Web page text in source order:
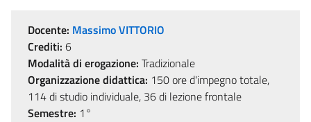
Docente: Massimo VITTORIO
Crediti: 6
Modalità di erogazione: Tradizionale
Organizzazione didattica: 150 ore d'impegno totale,
114 di studio individuale, 36 di lezione frontale
Semestre: 1°